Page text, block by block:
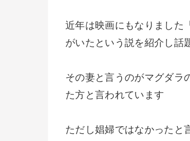
近年は映画にもなりました
がいたという説を紹介し話
その妻と言うのがマグダラ
た方と言われています
ただし娼婦ではなかったと